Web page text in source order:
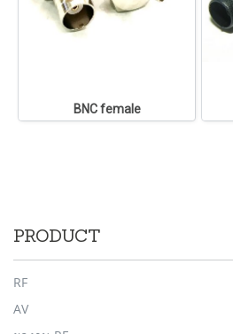
BNC female
PRODUCT
RF
AV